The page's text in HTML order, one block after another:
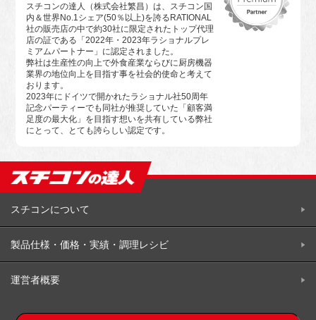
スチコンの達人（株式会社繁昌）は、スチコン国
内＆世界No.1シェア(50％以上)を誇るRATIONAL
社の販売店の中で約30社に限定されたトップ代理
店の証である「2022年・2023年ラショナルプレ
ミアムパートナー」に認定されました。
弊社は生産性の向上で外食産業ならびに厨房機器
業界の地位向上を目指す事を社会的使命と考えて
おります。
2023年にドイツで開かれたラショナル社50周年
記念パーティーでも同社が推奨していた「顧客満
足度の最大化」を目指す想いを共有している弊社
にとって、とても誇らしい認定です。
スチコンについて
製品仕様・価格・実績・調理レシビ
運営者概要